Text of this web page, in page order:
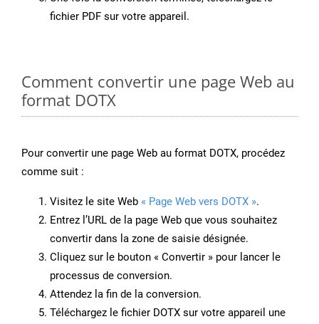
fichier PDF sur votre appareil.
Comment convertir une page Web au
format DOTX
Pour convertir une page Web au format DOTX, procédez
comme suit :
Visitez le site Web « Page Web vers DOTX ».
Entrez l’URL de la page Web que vous souhaitez
convertir dans la zone de saisie désignée.
Cliquez sur le bouton « Convertir » pour lancer le
processus de conversion.
Attendez la fin de la conversion.
Téléchargez le fichier DOTX sur votre appareil une